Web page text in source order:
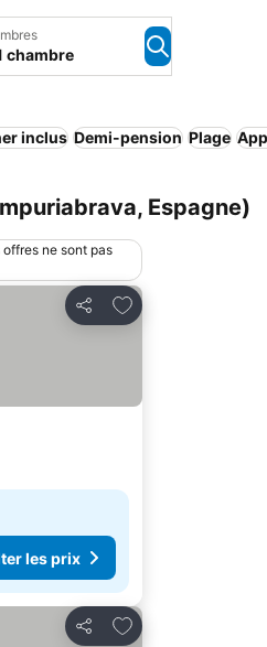
chambre
inclus Demi-pension Plage
Espagne)
ne sont pas
Partager
Ajouter à mes
les prix
Partager
Ajouter à mes